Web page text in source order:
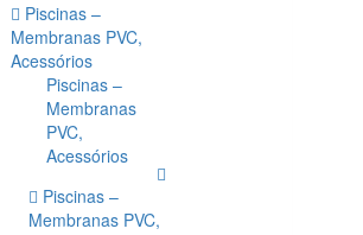
Piscinas –
Membranas PVC,
Acessórios
Piscinas –
Membranas
PVC,
Acessórios
Piscinas –
Membranas PVC,